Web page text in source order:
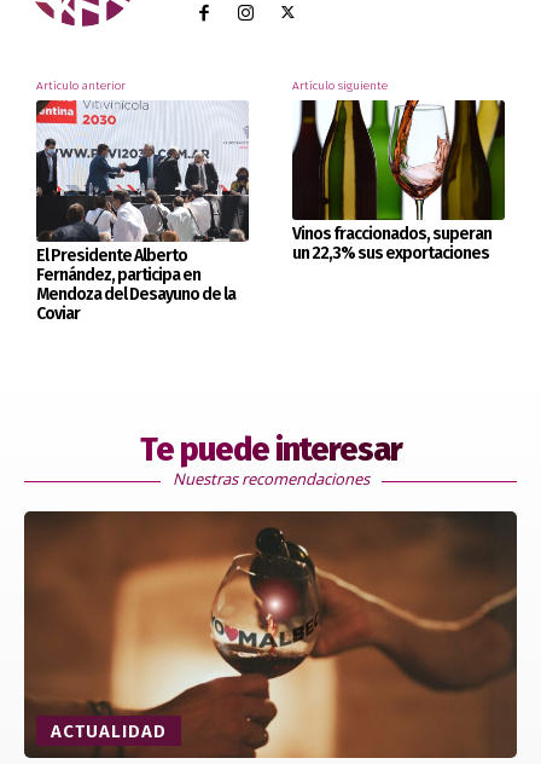
Artículo anterior
El Presidente Alberto
Fernández, participa en
Mendoza del Desayuno de la
Coviar
Artículo siguiente
Vinos fraccionados, superan
un 22,3% sus exportaciones
Te puede interesar
Nuestras recomendaciones
ACTUALIDAD